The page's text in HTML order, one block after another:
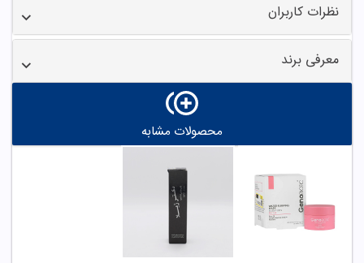
نظرات کاربران
معرفی برند
محصولات مشابه